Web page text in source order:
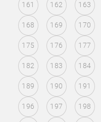
161 162 163
168 169 170
175 176 177
182 183 184
189 190 191
196 197 198